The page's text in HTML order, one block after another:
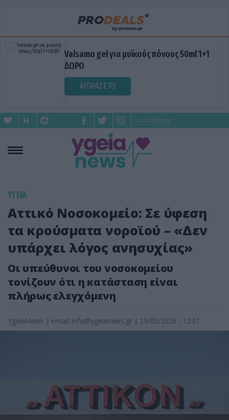
Valsamo gel για μυϊκούς πόνους 50ml 1+1
ΔΩΡΟ
ΑΓΟΡΑΣΕ ΤΟ
ΥΓΕΙΑ
Αττικό Νοσοκομείο: Σε ύφεση
τα κρούσματα νοροϊού – «Δεν
υπάρχει λόγος ανησυχίας»
Οι υπεύθυνοι του νοσοκομείου
τονίζουν ότι η κατάσταση είναι
πλήρως ελεγχόμενη
YgeiaNews | email: info@ygeianews.gr | 29/05/2026 - 12:01